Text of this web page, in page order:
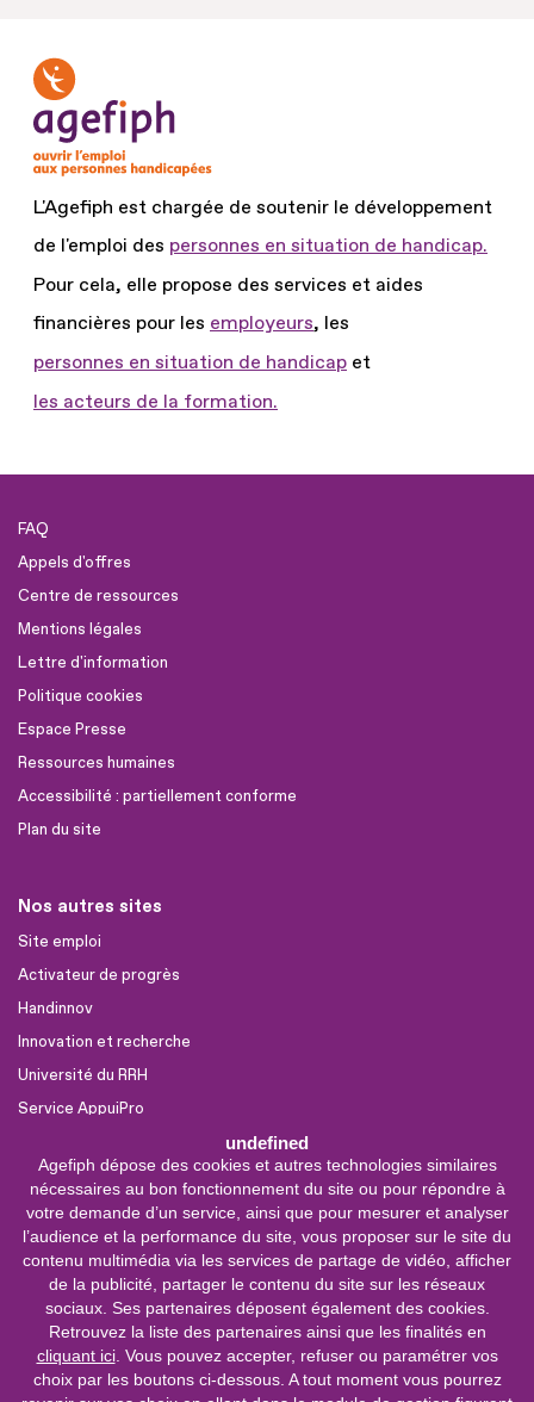
undefined
Agefiph dépose des cookies et autres technologies similaires
nécessaires au bon fonctionnement du site ou pour répondre à
votre demande d’un service, ainsi que pour mesurer et analyser
l’audience et la performance du site, vous proposer sur le site du
contenu multimédia via les services de partage de vidéo, afficher
de la publicité, partager le contenu du site sur les réseaux
sociaux. Ses partenaires déposent également des cookies.
Retrouvez la liste des partenaires ainsi que les finalités en
cliquant ici. Vous pouvez accepter, refuser ou paramétrer vos
choix par les boutons ci-dessous. A tout moment vous pourrez
L'Agefiph est chargée de soutenir le développement
de l'emploi des personnes en situation de handicap.
Pour cela, elle propose des services et aides
financières pour les employeurs, les
personnes en situation de handicap et
les acteurs de la formation.
FAQ
Appels d'offres
Centre de ressources
Mentions légales
Lettre d'information
Politique cookies
Espace Presse
Ressources humaines
Accessibilité : partiellement conforme
Plan du site
Nos autres sites
Site emploi
Activateur de progrès
Handinnov
Innovation et recherche
Université du RRH
Service AppuiPro
Nous suivre
Youtube
Linkedin
Facebook
Service &